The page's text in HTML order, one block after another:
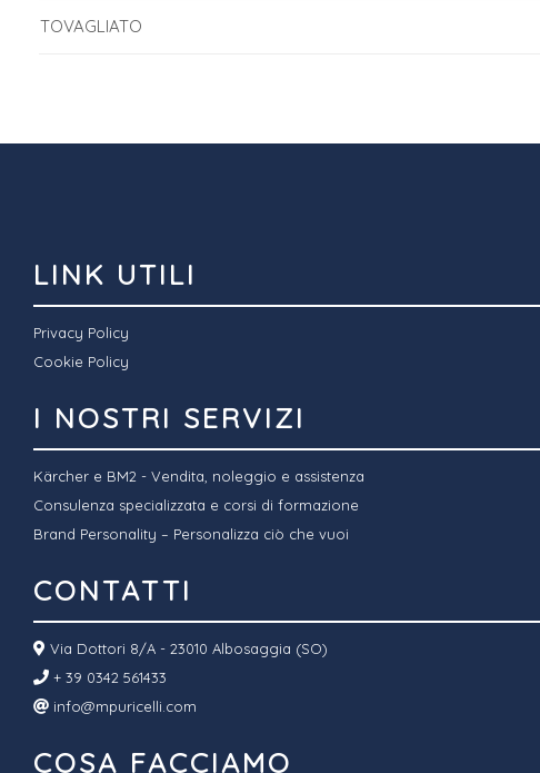
TOVAGLIATO
LINK UTILI
Privacy Policy
Cookie Policy
I NOSTRI SERVIZI
Kärcher e BM2 - Vendita, noleggio e assistenza
Consulenza specializzata e corsi di formazione
Brand Personality – Personalizza ciò che vuoi
CONTATTI
Via Dottori 8/A - 23010 Albosaggia (SO)
+ 39 0342 561433
info@mpuricelli.com
COSA FACCIAMO